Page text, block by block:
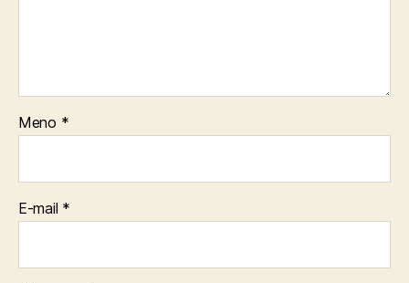
Meno *
E-mail *